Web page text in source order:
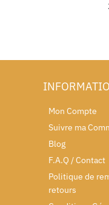
Mon Compte
Suivre ma
Blog
F.A.Q / Contact
Politique de
retours